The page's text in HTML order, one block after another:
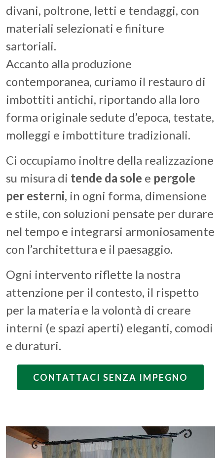
divani, poltrone, letti e tendaggi, con
materiali selezionati e finiture
sartoriali.
Accanto alla produzione
contemporanea, curiamo il restauro di
imbottiti antichi, riportando alla loro
forma originale sedute d’epoca, testate,
molleggi e imbottiture tradizionali.
Ci occupiamo inoltre della realizzazione
su misura di tende da sole e pergole
per esterni, in ogni forma, dimensione
e stile, con soluzioni pensate per durare
nel tempo e integrarsi armoniosamente
con l’architettura e il paesaggio.
Ogni intervento riflette la nostra
attenzione per il contesto, il rispetto
per la materia e la volontà di creare
interni (e spazi aperti) eleganti, comodi
e duraturi.
CONTATTACI SENZA IMPEGNO